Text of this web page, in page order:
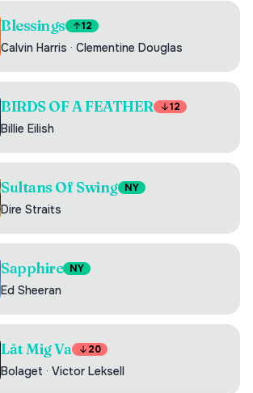
Blessings 12
Calvin Harris · Clementine Douglas
BIRDS OF A FEATHER 12
Billie Eilish
Sultans Of Swing NY
Dire Straits
Sapphire NY
Ed Sheeran
Låt Mig Va 20
Bolaget · Victor Leksell